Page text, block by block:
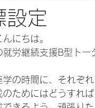
設定
にちは。
就労継続支援B型ト
学の時間に、それぞれ
のためにはどうすれ